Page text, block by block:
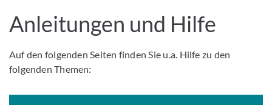
Anleitungen und Hilfe
Auf den folgenden Seiten finden Sie u.a. Hilfe zu den
folgenden Themen: